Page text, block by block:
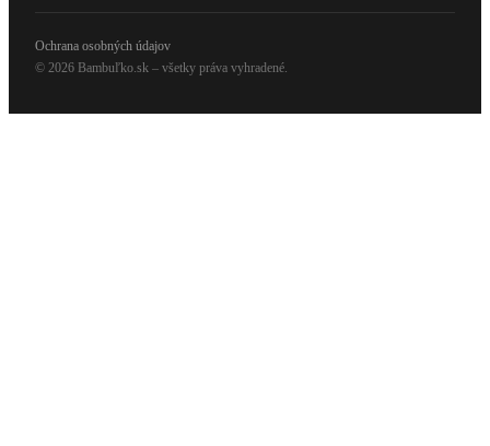
© 2026 Bambuľko.sk – všetky práva vyhradené.
Ochrana osobných údajov